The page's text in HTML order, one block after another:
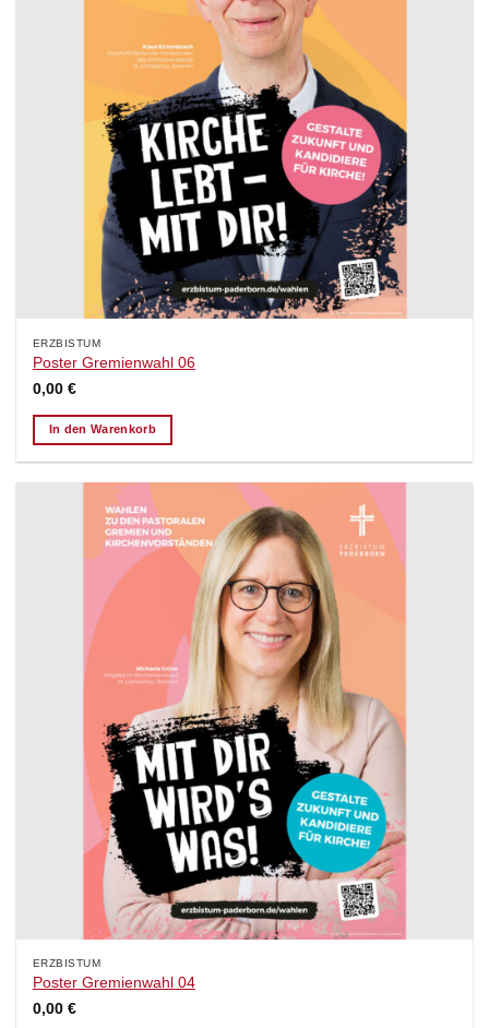
ERZBISTUM
Poster Gremienwahl 06
0,00 €
In den Warenkorb
ERZBISTUM
Poster Gremienwahl 04
0,00 €